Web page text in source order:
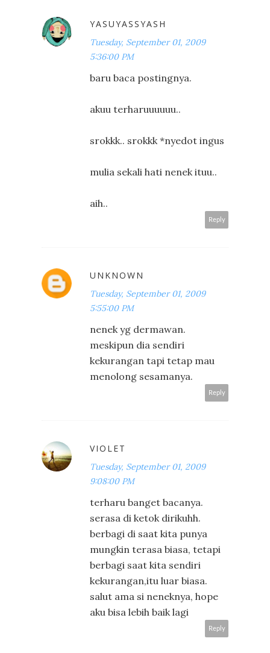
YASUYASSYASH
Tuesday, September 01, 2009
5:36:00 PM
baru baca postingnya.
akuu terharuuuuuu..
srokkk.. srokkk *nyedot ingus
mulia sekali hati nenek ituu..
aih..
Reply
UNKNOWN
Tuesday, September 01, 2009
5:55:00 PM
nenek yg dermawan.
meskipun dia sendiri
kekurangan tapi tetap mau
menolong sesamanya.
Reply
VIOLET
Tuesday, September 01, 2009
9:08:00 PM
terharu banget bacanya.
serasa di ketok dirikuhh.
berbagi di saat kita punya
mungkin terasa biasa, tetapi
berbagi saat kita sendiri
kekurangan,itu luar biasa.
salut ama si neneknya, hope
aku bisa lebih baik lagi
Reply